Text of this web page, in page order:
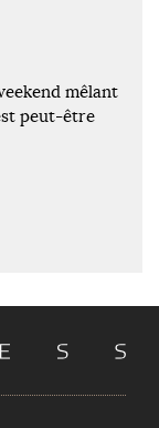
mêlant
peut-être